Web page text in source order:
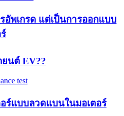
พเกรด แต่เป็นการออกแบบ
นต์ EV??​​
ร์แบบลวดแบนในมอเตอร์